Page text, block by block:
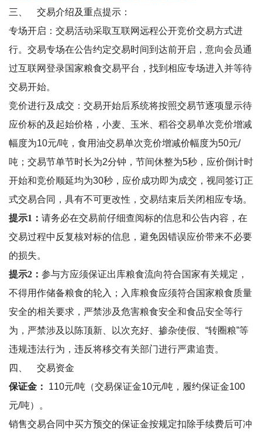
三、
交易介绍及重点提示：
专场开启：交易活动采取互联网远程公开竞价交易方式进
行。交易专场在公告约定交易时间到达前开启，意向会员通
过互联网登录国家粮食交易平台，找到相应专场进入并等待
交易开始。
竞价进行及成交：交易开始后系统将按照交易节逐项显示待
应价标的及起始价格，小麦、玉米、稻谷交易单次竞价增减
幅度为10元/吨，食用油交易单次竞价增减价幅度为50元/
吨；交易节单节时长为2分钟，节间休整为5秒，应价倒计时
开始和竞价顺延均为30秒，应价成功即为成交，视同签订正
式交易合同，具有不可更改性，交易结束后关闭相应专场。
提示1： 请务必在交易前仔细查阅标的信息和公告内容，在
交易过程中反复核对标的信息，避免因错误应价带来不必要
的损失。
提示2： 参与方应须保证出库粮食流向符合国家有关规定，
不得用作储备粮食的轮入；入库粮食应须符合国家粮食质量
安全的相关要求，严禁涉及危害粮食安全和食品安全等行
为，严禁涉及以陈顶新、以次充好、掺杂使假、 “转圈粮”等
违规违法行为，违反将移交有关部门进行严肃追责。
四、
交易资金
保证金：
110元/吨（交易保证金10元/吨，履约保证金100
元/吨）。
销售交易合同中买方预交的保证金按规定扣除手续费后可冲